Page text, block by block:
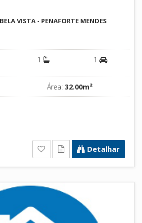
VISTA - PENAFORTE MENDES
1 1
Área: 32.00m²
Detalhar